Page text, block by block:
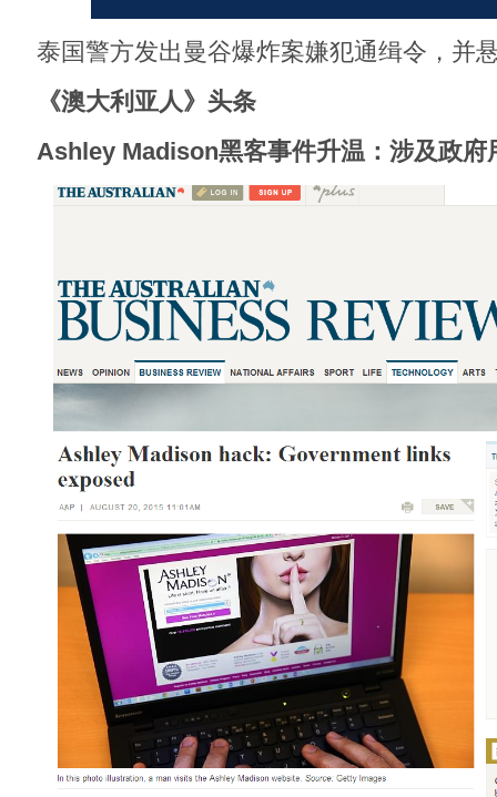
泰国警方发出曼谷爆炸案嫌犯通缉令，并
《澳大利亚人》头条
Ashley Madison黑客事件升温：涉及政府